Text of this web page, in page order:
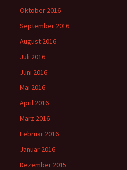
Oktober 2016
September 2016
August 2016
Juli 2016
Juni 2016
Mai 2016
April 2016
März 2016
Februar 2016
Januar 2016
Dezember 2015